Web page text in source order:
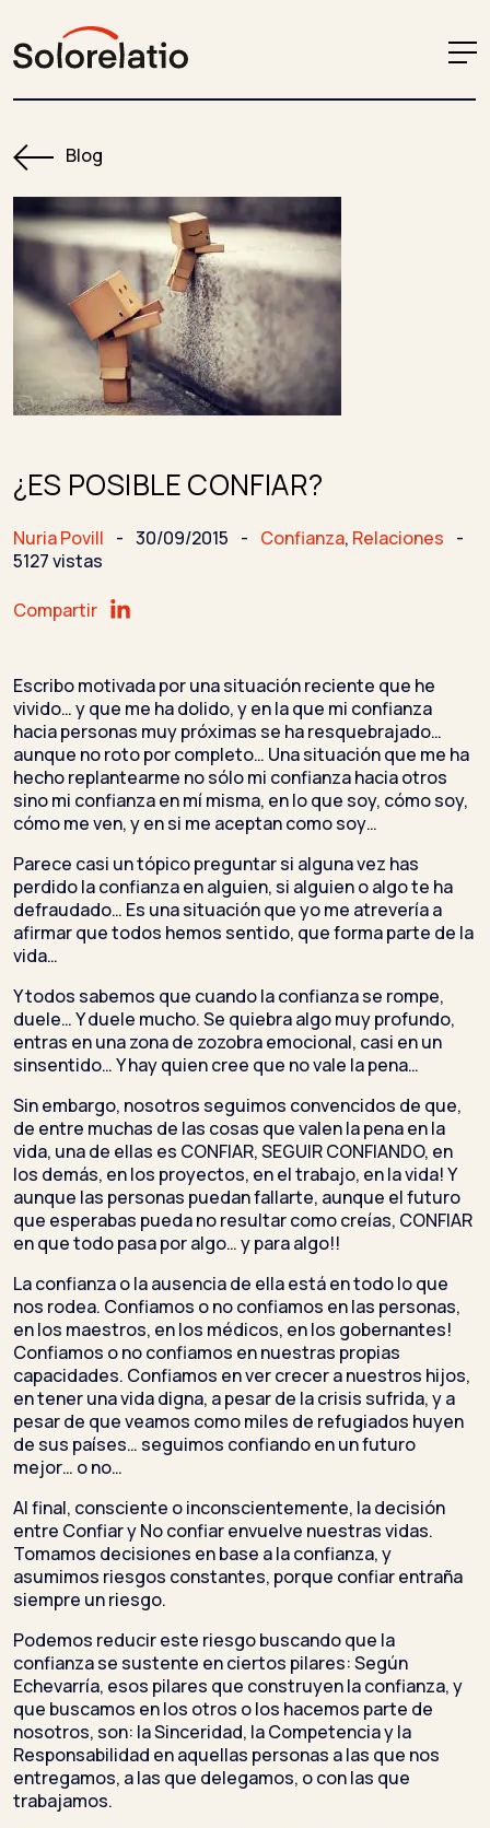
Blog
¿ES POSIBLE CONFIAR?
Nuria Povill - 30/09/2015 - Confianza, Relaciones -
5127 vistas
Compartir
Escribo motivada por una situación reciente que he
vivido… y que me ha dolido, y en la que mi confianza
hacia personas muy próximas se ha resquebrajado…
aunque no roto por completo… Una situación que me ha
hecho replantearme no sólo mi confianza hacia otros
sino mi confianza en mí misma, en lo que soy, cómo soy,
cómo me ven, y en si me aceptan como soy…
Parece casi un tópico preguntar si alguna vez has
perdido la confianza en alguien, si alguien o algo te ha
defraudado… Es una situación que yo me atrevería a
afirmar que todos hemos sentido, que forma parte de la
vida…
Y todos sabemos que cuando la confianza se rompe,
duele… Y duele mucho. Se quiebra algo muy profundo,
entras en una zona de zozobra emocional, casi en un
sinsentido… Y hay quien cree que no vale la pena…
Sin embargo, nosotros seguimos convencidos de que,
de entre muchas de las cosas que valen la pena en la
vida, una de ellas es CONFIAR, SEGUIR CONFIANDO, en
los demás, en los proyectos, en el trabajo, en la vida! Y
aunque las personas puedan fallarte, aunque el futuro
que esperabas pueda no resultar como creías, CONFIAR
en que todo pasa por algo… y para algo!!
La confianza o la ausencia de ella está en todo lo que
nos rodea. Confiamos o no confiamos en las personas,
en los maestros, en los médicos, en los gobernantes!
Confiamos o no confiamos en nuestras propias
capacidades. Confiamos en ver crecer a nuestros hijos,
en tener una vida digna, a pesar de la crisis sufrida, y a
pesar de que veamos como miles de refugiados huyen
de sus países… seguimos confiando en un futuro
mejor… o no…
Al final, consciente o inconscientemente, la decisión
entre Confiar y No confiar envuelve nuestras vidas.
Tomamos decisiones en base a la confianza, y
asumimos riesgos constantes, porque confiar entraña
siempre un riesgo.
Podemos reducir este riesgo buscando que la
confianza se sustente en ciertos pilares: Según
Echevarría, esos pilares que construyen la confianza, y
que buscamos en los otros o los hacemos parte de
nosotros, son: la Sinceridad, la Competencia y la
Responsabilidad en aquellas personas a las que nos
entregamos, a las que delegamos, o con las que
trabajamos.